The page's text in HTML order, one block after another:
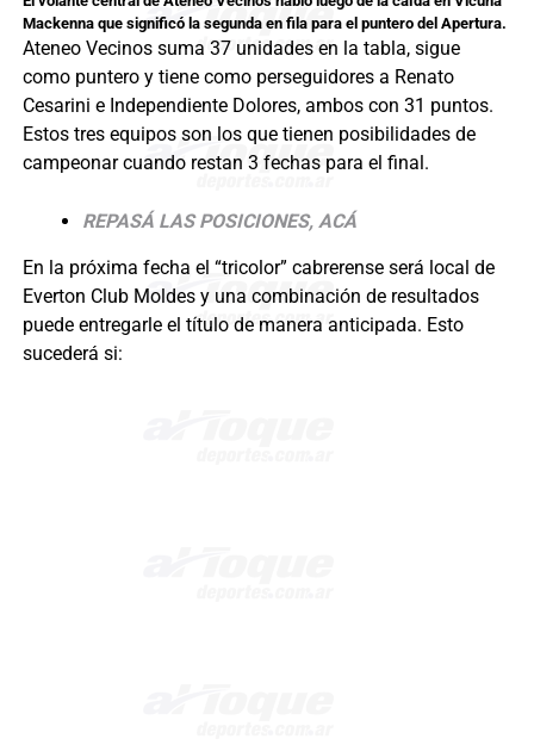
Mackenna que significó la segunda en fila para el puntero del Apertura.
Ateneo Vecinos suma 37 unidades en la tabla, sigue
como puntero y tiene como perseguidores a Renato
Cesarini e Independiente Dolores, ambos con 31 puntos.
Estos tres equipos son los que tienen posibilidades de
campeonar cuando restan 3 fechas para el final.
REPASÁ LAS POSICIONES, ACÁ
En la próxima fecha el “tricolor” cabrerense será local de
Everton Club Moldes y una combinación de resultados
puede entregarle el título de manera anticipada. Esto
sucederá si: